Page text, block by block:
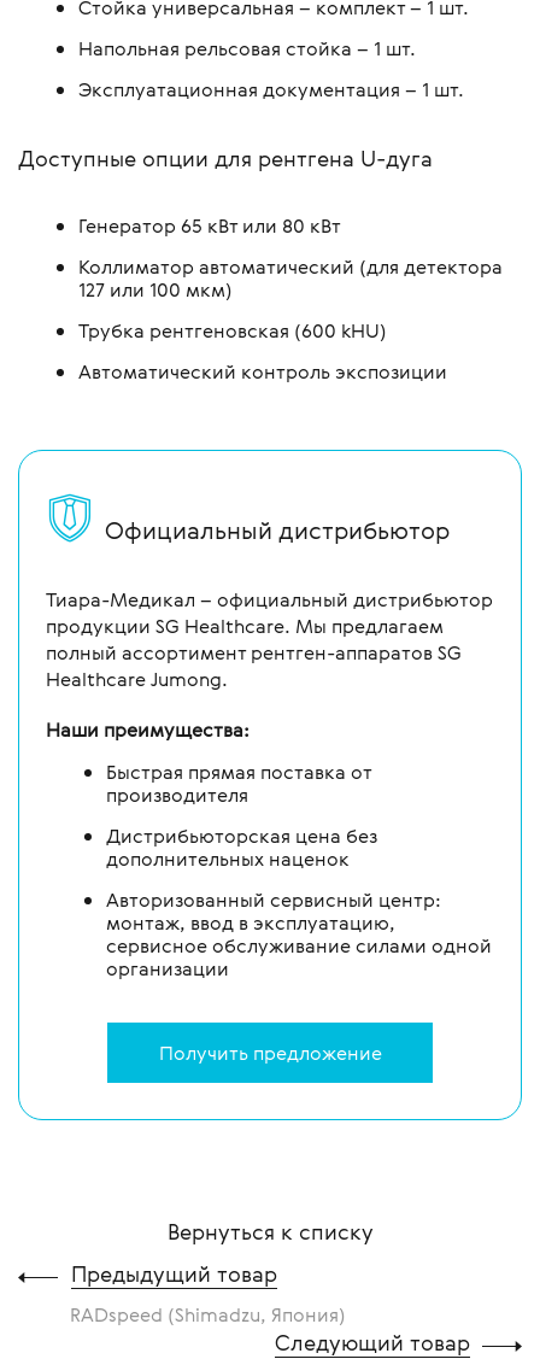
Стойка универсальная – комплект – 1 шт.
Напольная рельсовая стойка – 1 шт.
Эксплуатационная документация – 1 шт.
Доступные опции для рентгена U-дуга
Генератор 65 кВт или 80 кВт
Коллиматор автоматический (для детектора
127 или 100 мкм)
Трубка рентгеновская (600 kHU)
Автоматический контроль экспозиции
Официальный дистрибьютор
Тиара-Медикал – официальный дистрибьютор
продукции SG Healthcare. Мы предлагаем
полный ассортимент рентген-аппаратов SG
Healthcare Jumong.
Наши преимущества:
Быстрая прямая поставка от
производителя
Дистрибьюторская цена без
дополнительных наценок
Авторизованный сервисный центр:
монтаж, ввод в эксплуатацию,
сервисное обслуживание силами одной
организации
Получить предложение
Вернуться к списку
Предыдущий товар
RADspeed (Shimadzu, Япония)
Следующий товар